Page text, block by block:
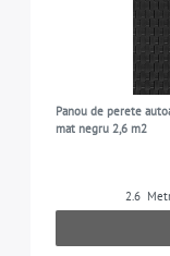
Panou de perete
mat negru 2,6 m2
2.6